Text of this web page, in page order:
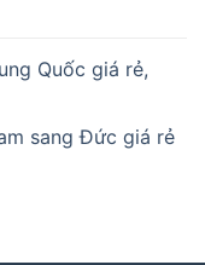
Quốc giá rẻ,
sang Đức giá rẻ